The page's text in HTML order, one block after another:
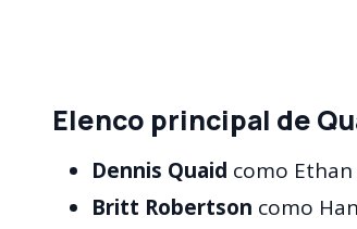
Elenco principal de
Dennis Quaid como
Britt Robertson como